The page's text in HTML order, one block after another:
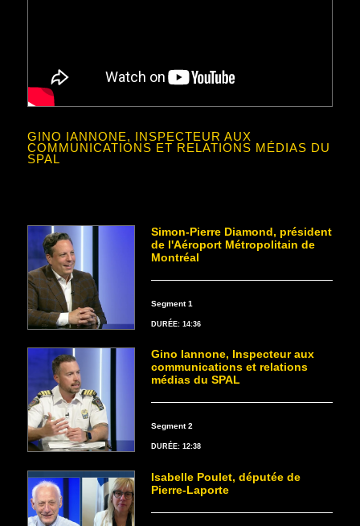
GINO IANNONE, INSPECTEUR AUX
COMMUNICATIONS ET RELATIONS MÉDIAS DU
SPAL
Simon-Pierre Diamond, président
de l'Aéroport Métropolitain de
Montréal
Segment 1
DURÉE: 14:36
Gino Iannone, Inspecteur aux
communications et relations
médias du SPAL
Segment 2
DURÉE: 12:38
Isabelle Poulet, députée de
Pierre-Laporte